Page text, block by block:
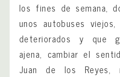
los fines de semana,
unos autobuses
deteriorados y que
ajena, cambiar el
Juan de los Reyes,